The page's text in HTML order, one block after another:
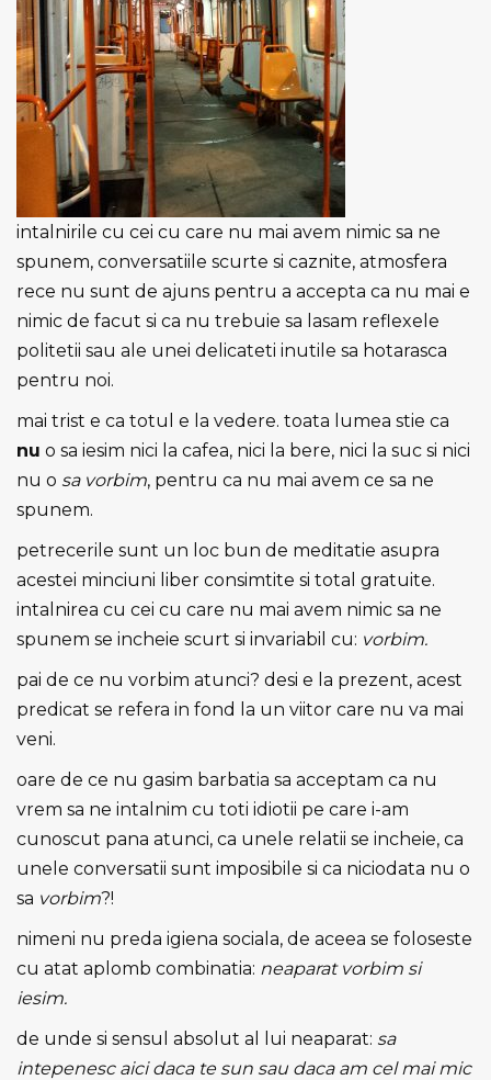
intalnirile cu cei cu care nu mai avem nimic sa ne
spunem, conversatiile scurte si caznite, atmosfera
rece nu sunt de ajuns pentru a accepta ca nu mai e
nimic de facut si ca nu trebuie sa lasam reflexele
politetii sau ale unei delicateti inutile sa hotarasca
pentru noi.
mai trist e ca totul e la vedere. toata lumea stie ca
nu o sa iesim nici la cafea, nici la bere, nici la suc si nici
nu o sa vorbim, pentru ca nu mai avem ce sa ne
spunem.
petrecerile sunt un loc bun de meditatie asupra
acestei minciuni liber consimtite si total gratuite.
intalnirea cu cei cu care nu mai avem nimic sa ne
spunem se incheie scurt si invariabil cu: vorbim.
pai de ce nu vorbim atunci? desi e la prezent, acest
predicat se refera in fond la un viitor care nu va mai
veni.
oare de ce nu gasim barbatia sa acceptam ca nu
vrem sa ne intalnim cu toti idiotii pe care i-am
cunoscut pana atunci, ca unele relatii se incheie, ca
unele conversatii sunt imposibile si ca niciodata nu o
sa vorbim?!
nimeni nu preda igiena sociala, de aceea se foloseste
cu atat aplomb combinatia: neaparat vorbim si
iesim.
de unde si sensul absolut al lui neaparat: sa
intepenesc aici daca te sun sau daca am cel mai mic